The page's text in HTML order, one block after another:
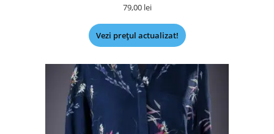
79,00 lei
Vezi prețul actualizat!